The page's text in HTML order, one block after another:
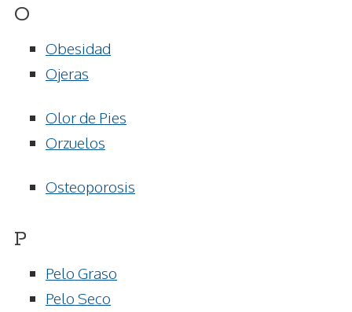
O
Obesidad
Ojeras
Olor de Pies
Orzuelos
Osteoporosis
P
Pelo Graso
Pelo Seco